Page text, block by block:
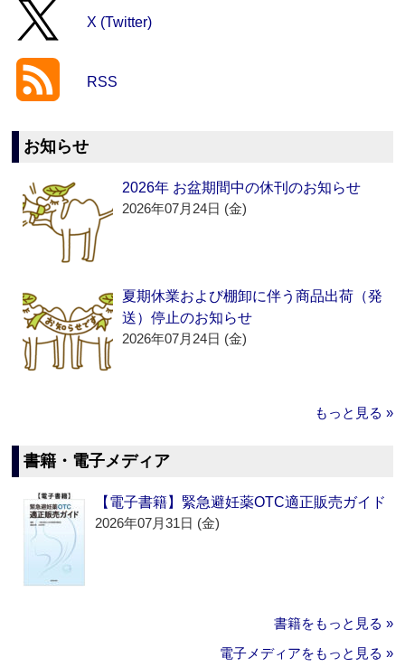
X (Twitter)
RSS
お知らせ
2026年 お盆期間中の休刊のお知らせ
2026年07月24日 (金)
夏期休業および棚卸に伴う商品出荷（発
送）停止のお知らせ
2026年07月24日 (金)
もっと見る »
書籍・電子メディア
【電子書籍】緊急避妊薬OTC適正販売ガイド
2026年07月31日 (金)
書籍をもっと見る »
電子メディアをもっと見る »